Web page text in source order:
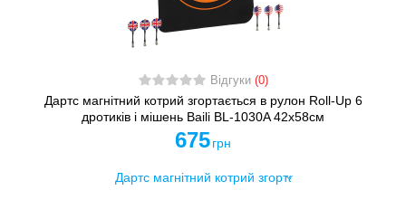
Відгуки (0)
Дартс магнітний котрий згортається в рулон Roll-Up 6
дротиків і мішень Baili BL-1030A 42x58см
675 грн